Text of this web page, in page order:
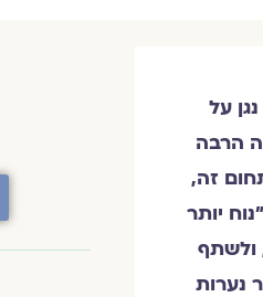
על
הרבה
זה,
יותר
ולשתף
נערות